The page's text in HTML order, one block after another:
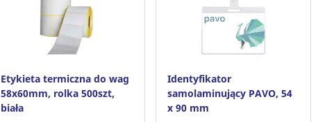
Etykieta termiczna do wag
58x60mm, rolka 500szt,
biała
Identyfikator
samolaminujący PAVO, 54
x 90 mm